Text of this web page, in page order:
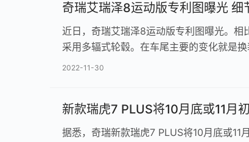
奇瑞艾瑞泽8运动版专利图曝光 细
近日，奇瑞艾瑞泽8运动版专利图曝光。
采用多辐式轮毂。在车尾主要的变化就是
2022-11-30
新款瑞虎7 PLUS将10月底或11月
据悉，奇瑞新款瑞虎7 PLUS将10月底或